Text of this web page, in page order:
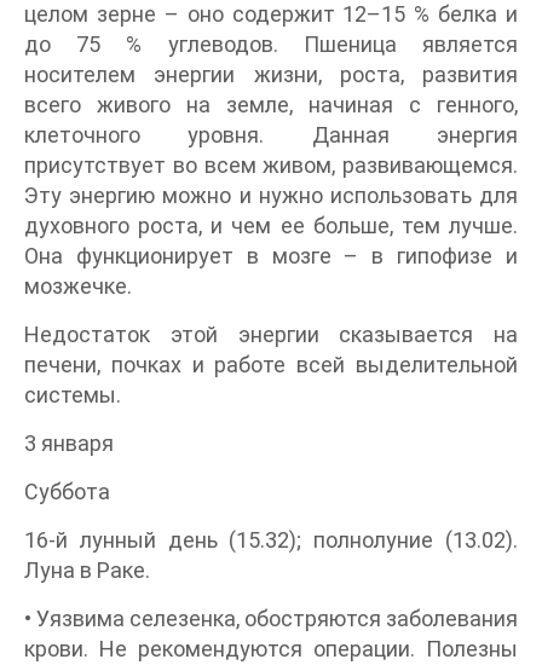
целом зерне – оно содержит 12–15 % белка и
до 75 % углеводов. Пшеница является
носителем энергии жизни, роста, развития
всего живого на земле, начиная с генного,
клеточного уровня. Данная энергия
присутствует во всем живом, развивающемся.
Эту энергию можно и нужно использовать для
духовного роста, и чем ее больше, тем лучше.
Она функционирует в мозге – в гипофизе и
мозжечке.
Недостаток этой энергии сказывается на
печени, почках и работе всей выделительной
системы.
3 января
Суббота
16-й лунный день (15.32); полнолуние (13.02).
Луна в Раке.
• Уязвима селезенка, обостряются заболевания
крови. Не рекомендуются операции. Полезны